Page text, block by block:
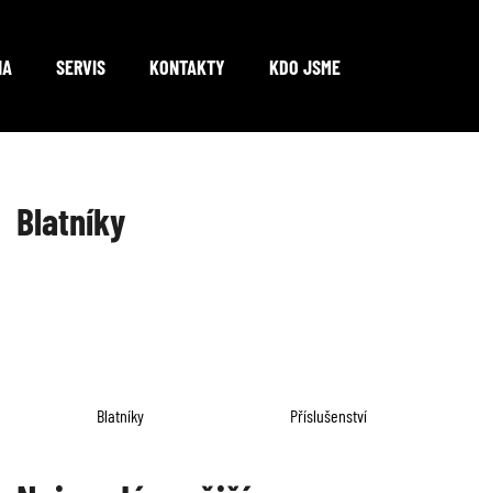
SERVIS KONTAKTY KDO JSME
Blatníky
Blatníky Příslušenství
Co potřebujete najít?